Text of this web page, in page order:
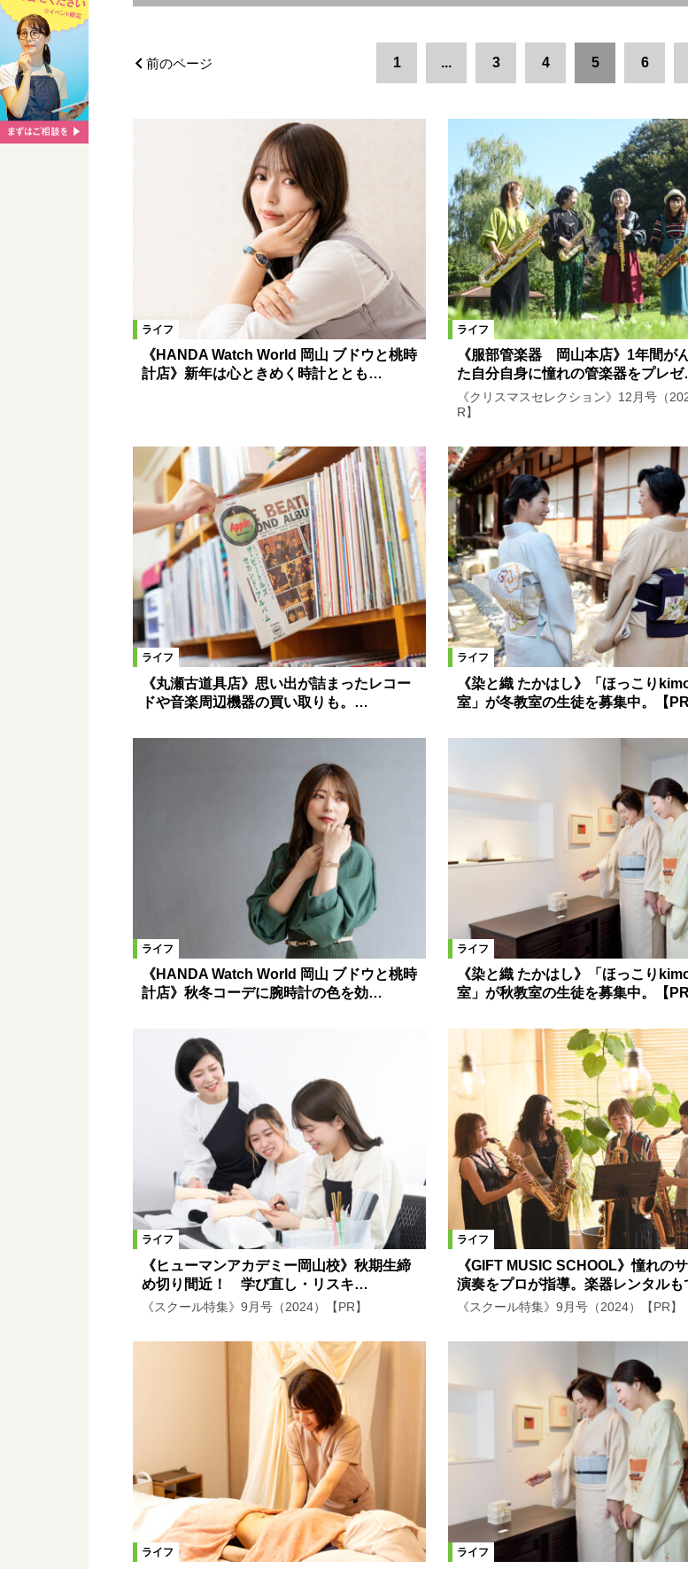
ファッション ショッピング スクール
絞り込む
前のページ 1 ... 3 4 5 6
ライフ
《HANDA Watch World 岡山 ブドウと桃時
計店》新年は心ときめく時計ととも…
ライフ
《服部管楽器 岡山本店》1年間が
た自分自身に憧れの管楽器をプレ
《クリスマスセレクション》12月号（
R】
ライフ
《丸瀬古道具店》思い出が詰まったレコー
ドや音楽周辺機器の買い取りも。…
ライフ
《染と織 たかはし》「ほっこり
室」が冬教室の生徒を募集中。【PR
ライフ
《HANDA Watch World 岡山 ブドウと桃時
計店》秋冬コーデに腕時計の色を効…
ライフ
《染と織 たかはし》「ほっこり
室」が秋教室の生徒を募集中。【PR
ライフ
《ヒューマンアカデミー岡山校》秋期生締
め切り間近！ 学び直し・リスキ…
《スクール特集》9月号（2024）【PR】
ライフ
《GIFT MUSIC SCHOOL》憧れの
演奏をプロが指導。楽器レンタル
《スクール特集》9月号（2024）【PR】
ライフ ライフ